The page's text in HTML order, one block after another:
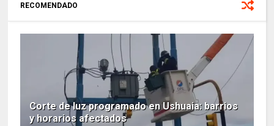
RECOMENDADO
Corte de luz programado en Ushuaia: barrios
y horarios afectados